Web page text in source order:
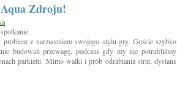
Zdroju!
z narzuceniem swojego stylu gry. Goście szybko
budowali przewagę, podczas gdy my nie potrafiliśmy
parkietu. Mimo walki i prób odrabiania strat, dystans